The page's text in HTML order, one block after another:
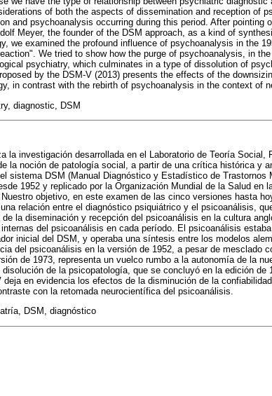
of both the aspects of dissemination and reception of
and psychoanalysis occurring during this period. After pointing
Meyer, the founder of the DSM approach, as a kind of
we examined the profound influence of psychoanalysis in the
We tried to show how the purge of psychoanalysis, in
psychiatry, which culminates in a type of dissolution of
by the DSM-V (2013) presents the effects of the
in contrast with the rebirth of psychoanalysis in the context of
diagnostic, DSM
la investigación desarrollada en el Laboratorio de Teoría
la noción de patología social, a partir de una crítica histórica y
sistema DSM (Manual Diagnóstico y Estadístico de Trastornos
1952 y replicado por la Organización Mundial de la Salud en
objetivo, en este examen de las cinco versiones hasta
relación entre el diagnóstico psiquiátrico y el psicoanálisis,
la diseminación y recepción del psicoanálisis en la cultura
del psicoanálisis en cada período. El psicoanálisis estaba
inicial del DSM, y operaba una síntesis entre los modelos
del psicoanálisis en la versión de 1952, a pesar de mesclado
de 1973, representa un vuelco rumbo a la autonomía de la
de la psicopatología, que se concluyó en la edición de
en evidencia los efectos de la disminución de la
con la retomada neurocientífica del psicoanálisis.
DSM, diagnóstico